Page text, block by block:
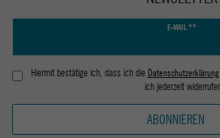
E-MAIL **
Hiermit bestätige ich, dass ich die Daten­schutz­erklärung
ich jederzeit
ABONNIEREN